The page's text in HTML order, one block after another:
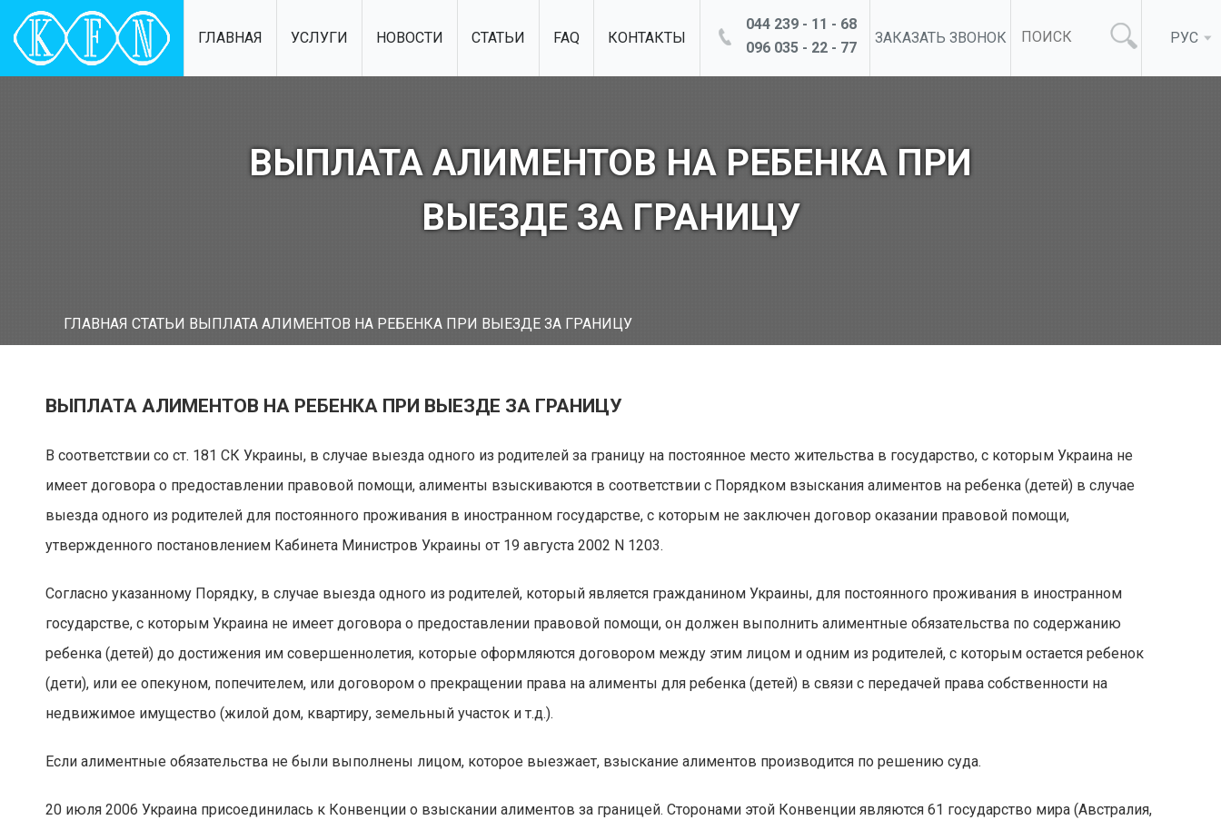
ГЛАВНАЯ УСЛУГИ НОВОСТИ СТАТЬИ FAQ КОНТАКТЫ
044 239 - 11 - 68
096 035 - 22 - 77
ЗАКАЗАТЬ ЗВОНОК РУС
ВЫПЛАТА АЛИМЕНТОВ НА РЕБЕНКА ПРИ
ВЫЕЗДЕ ЗА ГРАНИЦУ
ГЛАВНАЯ СТАТЬИ ВЫПЛАТА АЛИМЕНТОВ НА РЕБЕНКА ПРИ ВЫЕЗДЕ ЗА ГРАНИЦУ
ВЫПЛАТА АЛИМЕНТОВ НА РЕБЕНКА ПРИ ВЫЕЗДЕ ЗА ГРАНИЦУ
В соответствии со ст. 181 СК Украины, в случае выезда одного из родителей за границу на постоянное место жительства в государство, с которым Украина не
имеет договора о предоставлении правовой помощи, алименты взыскиваются в соответствии с Порядком взыскания алиментов на ребенка (детей) в случае
выезда одного из родителей для постоянного проживания в иностранном государстве, с которым не заключен договор оказании правовой помощи,
утвержденного постановлением Кабинета Министров Украины от 19 августа 2002 N 1203.
Согласно указанному Порядку, в случае выезда одного из родителей, который является гражданином Украины, для постоянного проживания в иностранном
государстве, с которым Украина не имеет договора о предоставлении правовой помощи, он должен выполнить алиментные обязательства по содержанию
ребенка (детей) до достижения им совершеннолетия, которые оформляются договором между этим лицом и одним из родителей, с которым остается ребенок
(дети), или ее опекуном, попечителем, или договором о прекращении права на алименты для ребенка (детей) в связи с передачей права собственности на
недвижимое имущество (жилой дом, квартиру, земельный участок и т.д.).
Если алиментные обязательства не были выполнены лицом, которое выезжает, взыскание алиментов производится по решению суда.
20 июля 2006 Украина присоединилась к Конвенции о взыскании алиментов за границей. Сторонами этой Конвенции являются 61 государство мира (Австралия,